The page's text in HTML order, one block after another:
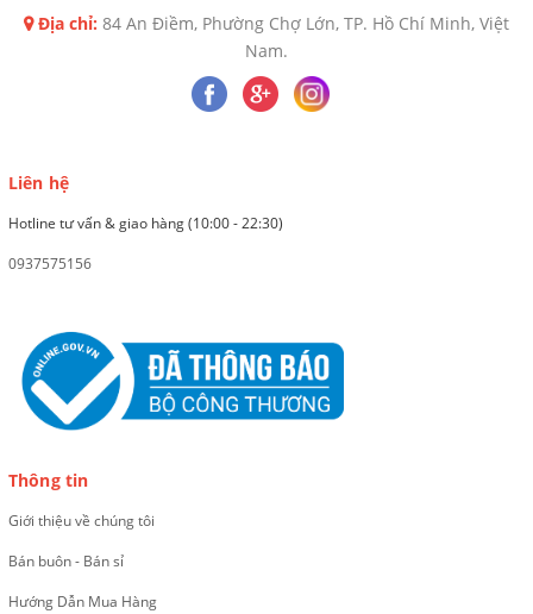
Địa chỉ: 84 An Điềm, Phường Chợ Lớn, TP. Hồ Chí Minh, Việt
Nam.
Liên hệ
Hotline tư vấn & giao hàng (10:00 - 22:30)
0937575156
Thông tin
Giới thiệu về chúng tôi
Bán buôn - Bán sỉ
Hướng Dẫn Mua Hàng